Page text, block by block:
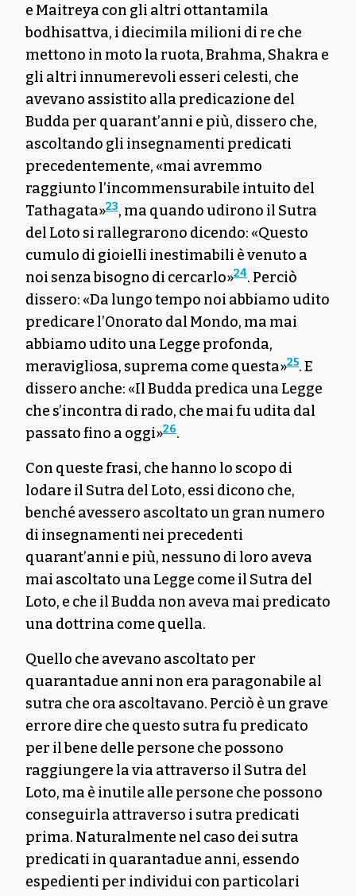
e Maitreya con gli altri ottantamila
bodhisattva, i diecimila milioni di re che
mettono in moto la ruota, Brahma, Shakra e
gli altri innumerevoli esseri celesti, che
avevano assistito alla predicazione del
Budda per quarant’anni e più, dissero che,
ascoltando gli insegnamenti predicati
precedentemente, «mai avremmo
raggiunto l’incommensurabile intuito del
Tathagata»23, ma quando udirono il Sutra
del Loto si rallegrarono dicendo: «Questo
cumulo di gioielli inestimabili è venuto a
noi senza bisogno di cercarlo»24. Perciò
dissero: «Da lungo tempo noi abbiamo udito
predicare l’Onorato dal Mondo, ma mai
abbiamo udito una Legge profonda,
meravigliosa, suprema come questa»25. E
dissero anche: «Il Budda predica una Legge
che s’incontra di rado, che mai fu udita dal
passato fino a oggi»26.
Con queste frasi, che hanno lo scopo di
lodare il Sutra del Loto, essi dicono che,
benché avessero ascoltato un gran numero
di insegnamenti nei precedenti
quarant’anni e più, nessuno di loro aveva
mai ascoltato una Legge come il Sutra del
Loto, e che il Budda non aveva mai predicato
una dottrina come quella.
Quello che avevano ascoltato per
quarantadue anni non era paragonabile al
sutra che ora ascoltavano. Perciò è un grave
errore dire che questo sutra fu predicato
per il bene delle persone che possono
raggiungere la via attraverso il Sutra del
Loto, ma è inutile alle persone che possono
conseguirla attraverso i sutra predicati
prima. Naturalmente nel caso dei sutra
predicati in quarantadue anni, essendo
espedienti per individui con particolari